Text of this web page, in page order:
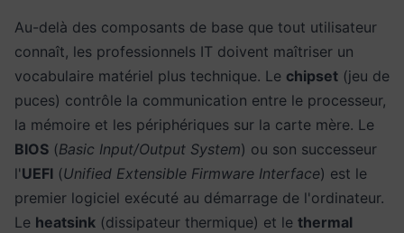
Au-delà des composants de base que tout utilisateur
connaît, les professionnels IT doivent maîtriser un
vocabulaire matériel plus technique. Le chipset (jeu de
puces) contrôle la communication entre le processeur,
la mémoire et les périphériques sur la carte mère. Le
BIOS (Basic Input/Output System) ou son successeur
l'UEFI (Unified Extensible Firmware Interface) est le
premier logiciel exécuté au démarrage de l'ordinateur.
Le heatsink (dissipateur thermique) et le thermal